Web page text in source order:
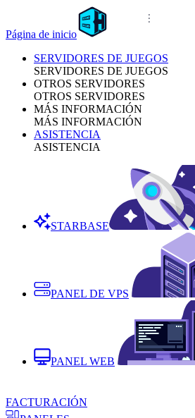
Página de inicio
SERVIDORES DE JUEGOS
SERVIDORES DE JUEGOS
OTROS SERVIDORES
OTROS SERVIDORES
MÁS INFORMACIÓN
MÁS INFORMACIÓN
ASISTENCIA
ASISTENCIA
STARBASE
PANEL DE VPS
PANEL WEB
FACTURACIÓN